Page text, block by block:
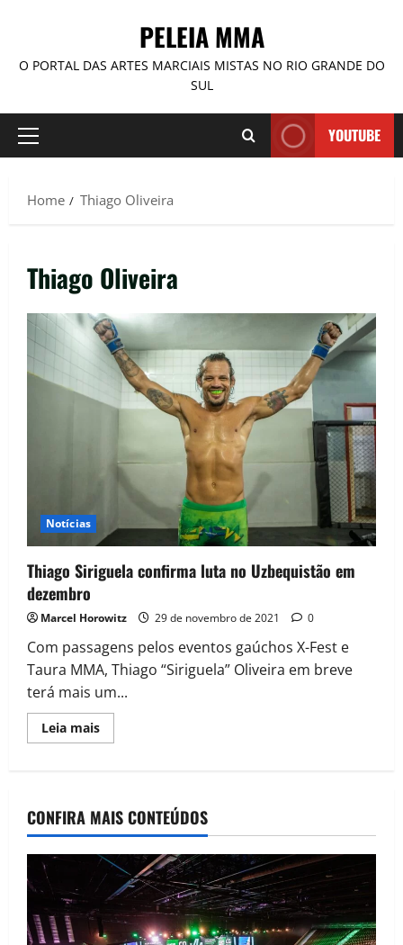
PELEIA MMA
O PORTAL DAS ARTES MARCIAIS MISTAS NO RIO GRANDE DO
SUL
YOUTUBE
Home Thiago Oliveira
Thiago Oliveira
Notícias
Thiago Siriguela confirma luta no Uzbequistão em
dezembro
Marcel Horowitz 29 de novembro de 2021 0
Com passagens pelos eventos gaúchos X-Fest e
Taura MMA, Thiago “Siriguela” Oliveira em breve
terá mais um...
Leia mais
CONFIRA MAIS CONTEÚDOS